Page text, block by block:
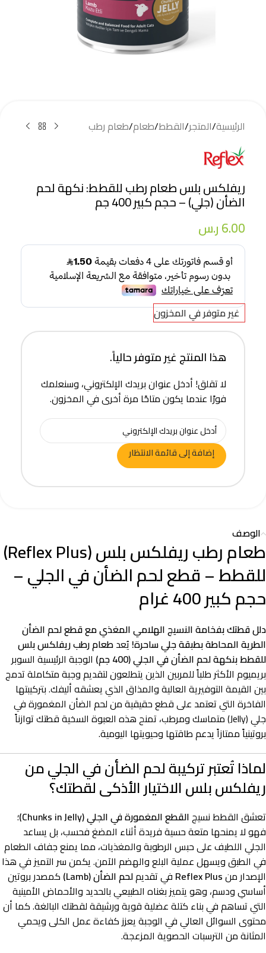
الرئيسية/المتجر/القطط/طعام/طعام رطب
ريفلكس بلس طعام رطب للقطط: نكهة لحم
الضأن (جلي) – حجم كبير 400 جم
6.00ر.س
غير متوفر في المخزون
هذا المنتج غير متوفر حالياً.
لا تقلق! أدخل عنوان بريدك الإلكتروني، وسنعلمك
فورًا عندما يكون متاحًا مرة أخرى في المخزون.
إضافة إلى قائمة الانتظار
الوصف
طعام رطب ريفلكس بلس (Reflex Plus)
للقطط – قطع لحم الضأن في الجلي –
حجم كبير 400 غرام
دلل قطتك بفخامة النسيج الهلامي المغذي مع قطع لحم الضأن
الطرية المحاطة بطبقة جلي ساحرة! يُعدطعام رطب ريفلكس بلس
للقطط بنكهة لحم الضأن في الجلي (400 جم)
الوجبة الرئيسية السوبر
بريميوم الأكثر طلباً للمربين الذين يتطلعون لتقديم وجبة متكاملة تدمج
بين القيمة التوفيرية العالية والمذاق الذي يعشقه أليفك. بتركيبتها
الفاخرة التي تعتمد على قطع حقيقية من لحم الضأن المغمورة في
جلي (Jelly) متماسك ومرطب، تمنح هذه العبوة السخية قطتك توازناً
بروتينياً ممتازاً يدعم طاقتها وحيويتها اليومية.
لماذا تُعتبر تركيبة لحم الضأن في الجلي من
ريفلكس بلس الاختيار الأذكى لقطتك؟
تعشق القطط نسيجالقطع المغمورة في الجلي (Chunks in Jelly)
؛
فهو لا يمنحها متعة حسية فريدة أثناء المضغ فحسب، بل يساعد
الجلي اللطيف على حبس الرطوبة والمغذيات، مما يمنع جفاف الطعام
في الطبق ويسهل عملية البلع والهضم الآمن. يكمن سر التميز في هذا
الإصدار منReflex Plus في تقديملحم الضأن (Lamb)
كمصدر بروتين
أساسي ودسم، وهو يتميز بغناه الطبيعي بالحديد والأحماض الأمينية
التي تساهم في بناء كتلة عضلية قوية ورشيقة لقطتك البالغة. كما أن
محتوى السوائل العالي في الوجبة يعزز كفاءة عمل الكلى ويحمي
المثانة من الترسبات الحصوية المزعجة.